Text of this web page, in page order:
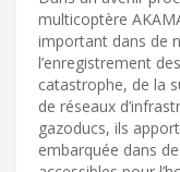
multicoptère
important dans de
l’enregistrement
catastrophe, de la
de réseaux
gazoducs, ils
embarquée dans